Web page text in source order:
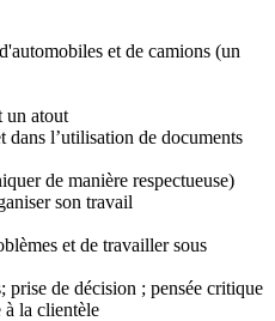
et de camions (un
un atout
l’utilisation de documents
de manière respectueuse)
son travail
et de travailler sous
prise de décision ; pensée critique
à la clientèle